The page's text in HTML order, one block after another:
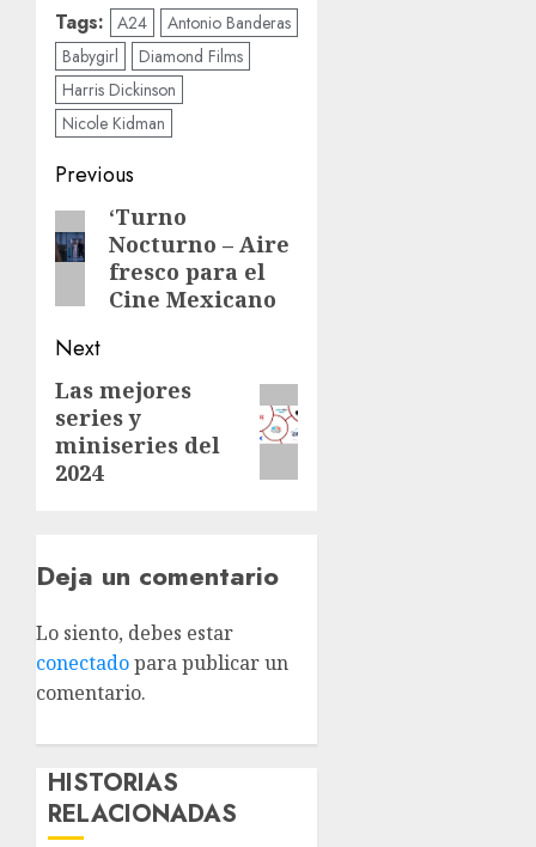
Tags: A24
Antonio Banderas
Babygirl
Diamond Films
Harris Dickinson
Nicole Kidman
Previous
‘Turno
Nocturno – Aire
fresco para el
Cine Mexicano
Next
Las mejores
series y
miniseries del
2024
Deja un comentario
Lo siento, debes estar
conectadopara publicar un
comentario.
HISTORIAS
RELACIONADAS